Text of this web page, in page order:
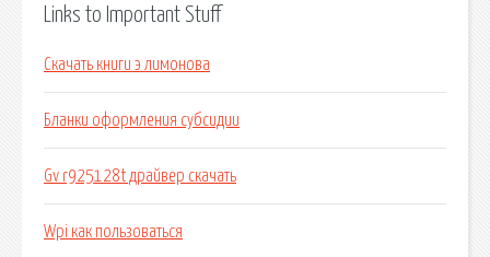
Links to Important Stuff
Скачать книги э лимонова
Бланки оформления субсидии
Gv r925128t драйвер скачать
Wpi как пользоваться